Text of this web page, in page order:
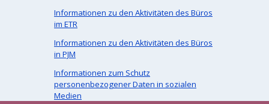
Informationen zu den Aktivitäten des Büros
im ETR
Informationen zu den Aktivitäten des Büros
in PJM
Informationen zum Schutz
personenbezogener Daten in sozialen
Medien